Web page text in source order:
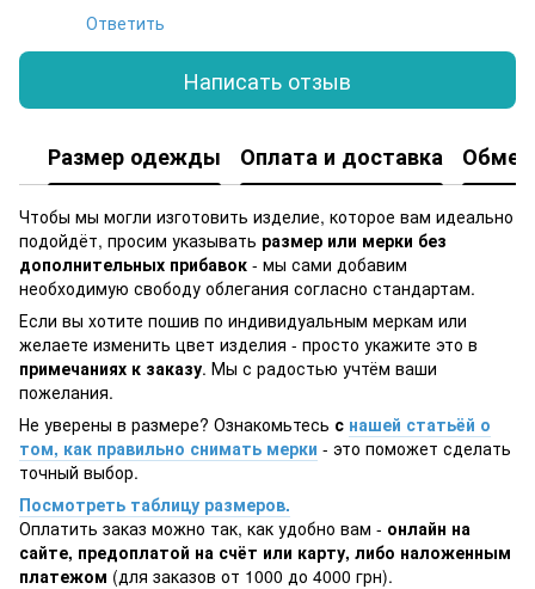
Ответить
Написать отзыв
Размер одежды Оплата и доставка Обмен
Чтобы мы могли изготовить изделие, которое вам идеально
подойдёт, просим указывать размер или мерки без
дополнительных прибавок - мы сами добавим
необходимую свободу облегания согласно стандартам.
Если вы хотите пошив по индивидуальным меркам или
желаете изменить цвет изделия - просто укажите это в
примечаниях к заказу. Мы с радостью учтём ваши
пожелания.
Не уверены в размере? Ознакомьтесь с нашей статьёй о
том, как правильно снимать мерки - это поможет сделать
точный выбор.
Посмотреть таблицу размеров.
Оплатить заказ можно так, как удобно вам - онлайн на
сайте, предоплатой на счёт или карту, либо наложенным
платежом (для заказов от 1000 до 4000 грн).